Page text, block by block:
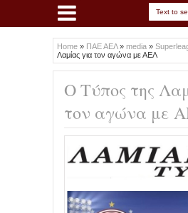
Home » ΠΑΕ ΑΕΛ» media »
Λαμίας για τον αγώνα με ΑΕΛ
Ο Τύπος της
τον αγώνα με